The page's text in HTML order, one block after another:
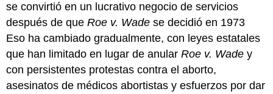
se convirtió en un lucrativo negocio de servicios
después de queRoe v. Wade se decidió en 1973
Eso ha cambiado gradualmente, con leyes estatales
que han limitado en lugar de anularRoe v. Wade y
con persistentes protestas contra el aborto,
asesinatos de médicos abortistas y esfuerzos por dar